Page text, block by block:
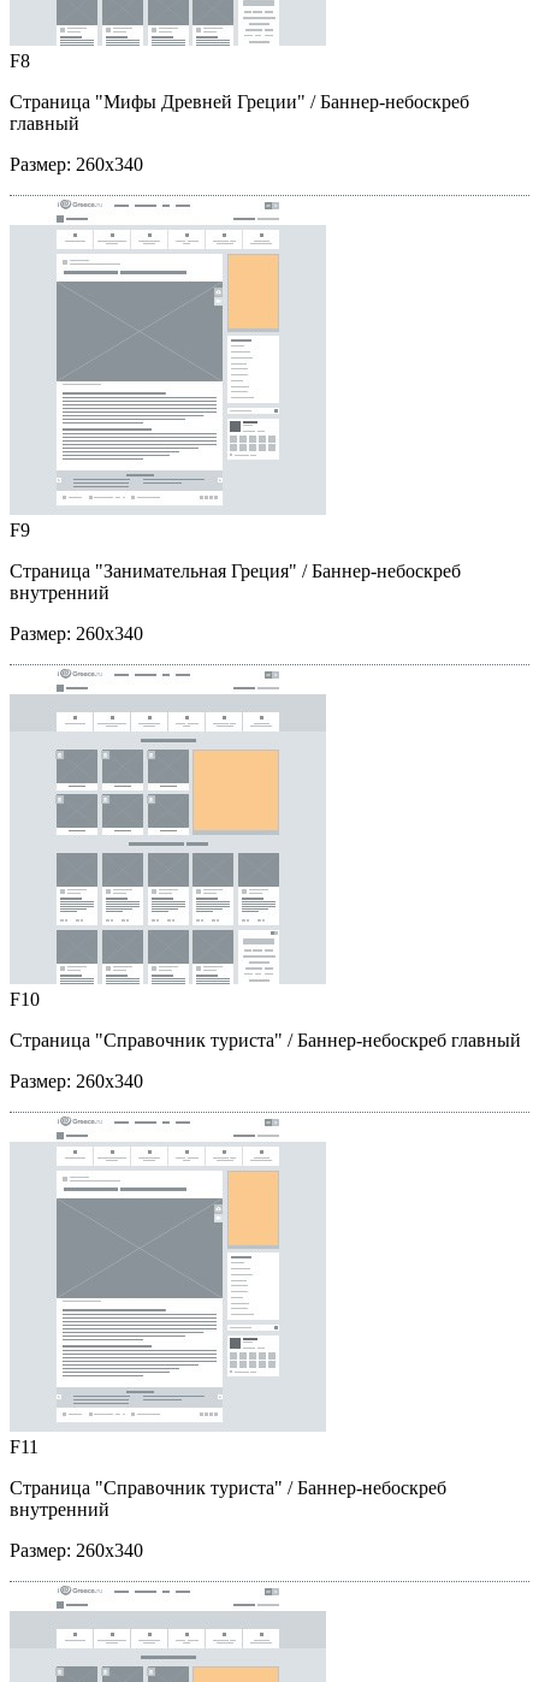
F8
Страница "Мифы Древней Греции" / Баннер-небоскреб
главный
Размер: 260x340
F9
Страница "Занимательная Греция" / Баннер-небоскреб
внутренний
Размер: 260x340
F10
Страница "Справочник туриста" / Баннер-небоскреб главный
Размер: 260x340
F11
Страница "Справочник туриста" / Баннер-небоскреб
внутренний
Размер: 260x340